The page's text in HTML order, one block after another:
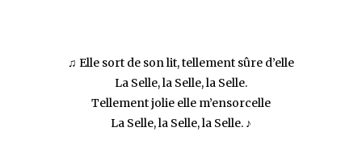
♫ Elle sort de son lit, tellement sûre d’elle
La Selle, la Selle, la Selle.
Tellement jolie elle m’ensorcelle
La Selle, la Selle, la Selle. ♪